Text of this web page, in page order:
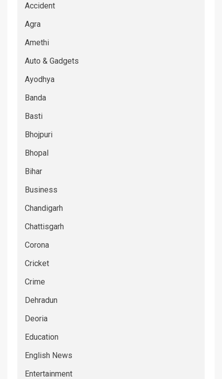
Accident
Agra
Amethi
Auto & Gadgets
Ayodhya
Banda
Basti
Bhojpuri
Bhopal
Bihar
Business
Chandigarh
Chattisgarh
Corona
Cricket
Crime
Dehradun
Deoria
Education
English News
Entertainment